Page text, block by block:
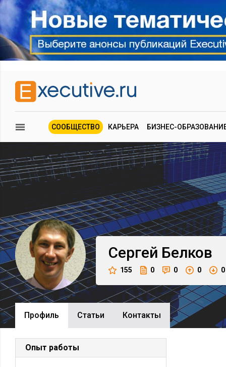
СООБЩЕСТВО КАРЬЕРА БИЗНЕС-
Сергей Белков
155 0 0 0 0
Профиль Cтатьи Контакты
Опыт работы